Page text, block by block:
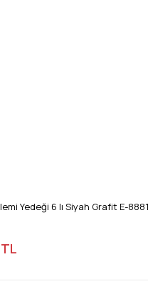
Yedeği 6 lı Siyah Grafit E-8881